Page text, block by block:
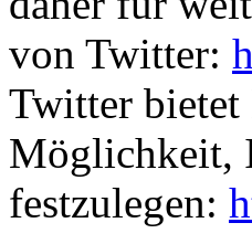
von Twitter:
Twitter
Möglichkeit,
festzulegen: